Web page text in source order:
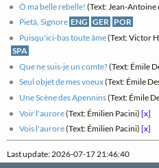
Ô ma belle rebelle! (Text: Jean-Antoine
Pietà, Signore ENG GER POR
Puisqu'ici-bas toute âme(Text: Victor
SPA
Que ne suis-je un comte?(Text: Émile
Seul objet de mes voeux(Text: Émile
Une Scène des Apennins(Text: Émile
Voir l'aurore(Text: Émilien Pacini)[x]
Vois l'aurore(Text: Émilien Pacini)[x]
Last update: 2026-07-17 21:46:40